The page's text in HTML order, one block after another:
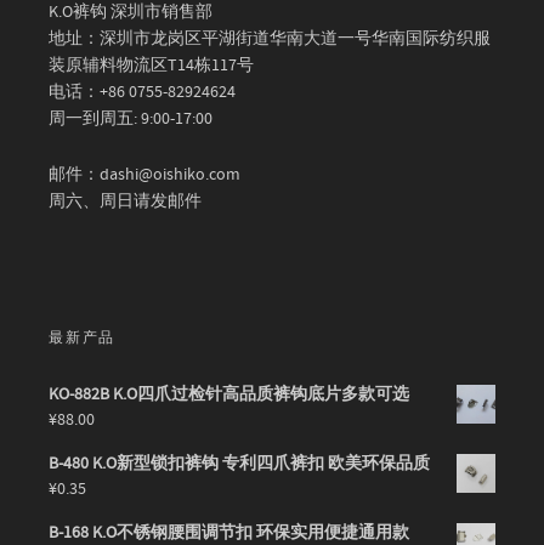
K.O裤钩 深圳市销售部
地址：深圳市龙岗区平湖街道华南大道一号华南国际纺织服
装原辅料物流区T14栋117号
电话：+86 0755-82924624
周一到周五: 9:00-17:00
邮件：dashi@oishiko.com
周六、周日请发邮件
最新产品
KO-882B K.O四爪过检针高品质裤钩底片多款可选
¥88.00
B-480 K.O新型锁扣裤钩 专利四爪裤扣 欧美环保品质
¥0.35
B-168 K.O不锈钢腰围调节扣 环保实用便捷通用款